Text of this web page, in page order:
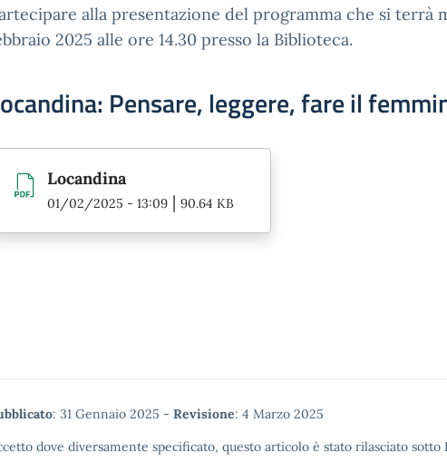
alla presentazione del programma che si terrà
2025 alle ore 14.30 presso la Biblioteca.
Pensare, leggere, fare il
Locandina
01/02/2025 - 13:09 | 90.64 KB
: 31 Gennaio 2025 - Revisione: 4 Marzo 2025
dove diversamente specificato, questo articolo è stato rilasciato sotto